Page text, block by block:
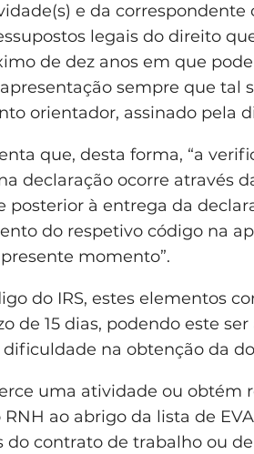
e da
legais do direito
de dez anos em que
sempre que tal
orientador, assinado pela
que, desta forma, “a
declaração ocorre através
posterior à entrega da
do respetivo código na
momento”.
do IRS, estes elementos
de 15 dias, podendo este
na obtenção da
uma atividade ou obtém
ao abrigo da lista de
do contrato de trabalho ou